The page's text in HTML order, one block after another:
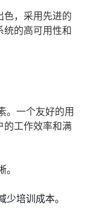
色，采用先进的
统的高可用性和
。一个友好的用
的工作效率和满
培训成本。